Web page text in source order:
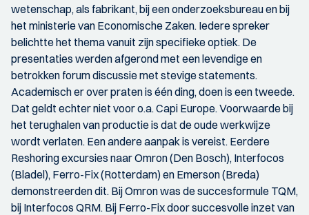
wetenschap, als fabrikant, bij een onderzoeksbureau en bij
het ministerie van Economische Zaken. Iedere spreker
belichtte het thema vanuit zijn specifieke optiek. De
presentaties werden afgerond met een levendige en
betrokken forum discussie met stevige statements.
Academisch er over praten is één ding, doen is een tweede.
Dat geldt echter niet voor o.a. Capi Europe. Voorwaarde bij
het terughalen van productie is dat de oude werkwijze
wordt verlaten. Een andere aanpak is vereist. Eerdere
Reshoring excursies naar Omron (Den Bosch), Interfocos
(Bladel), Ferro-Fix (Rotterdam) en Emerson (Breda)
demonstreerden dit. Bij Omron was de succesformule TQM,
bij Interfocos QRM. Bij Ferro-Fix door succesvolle inzet van